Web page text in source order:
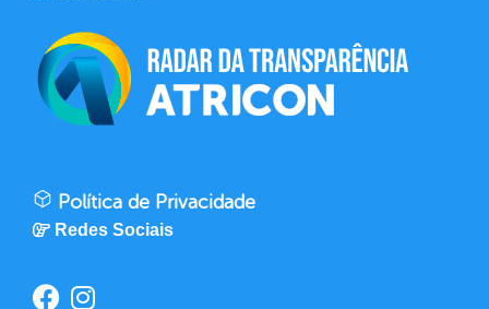
Política de Privacidade
Redes Sociais